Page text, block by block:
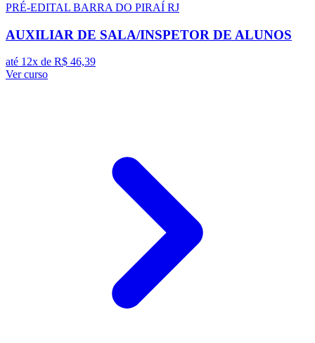
PRÉ-EDITAL BARRA DO PIRAÍ RJ
AUXILIAR DE SALA/INSPETOR DE ALUNOS
até 12x de R$ 46,39
Ver curso